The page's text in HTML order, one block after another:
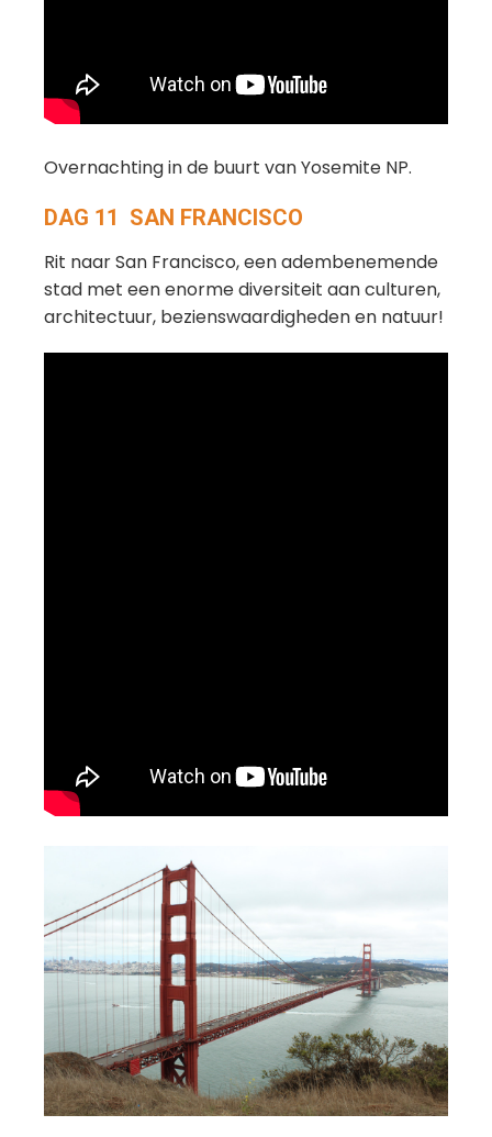
Overnachting in de buurt van Yosemite NP.
DAG 11 SAN FRANCISCO
Rit naar San Francisco, een adembenemende
stad met een enorme diversiteit aan culturen,
architectuur, bezienswaardigheden en natuur!